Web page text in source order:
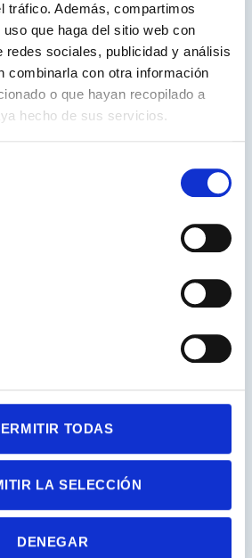
tráfico. Además, compartimos
que haga del sitio web con
redes sociales, publicidad y análisis
combinarla con otra información
o que hayan recopilado a
hecho de sus servicios.
TODAS
LA SELECCIÓN
DENEGAR
por correo
ENVIAR